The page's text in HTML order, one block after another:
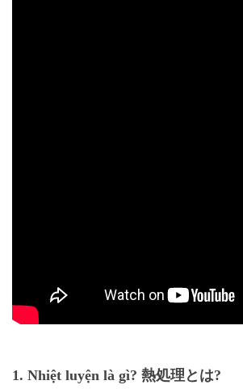
1. Nhiệt luyện là gì? 熱処理とは?